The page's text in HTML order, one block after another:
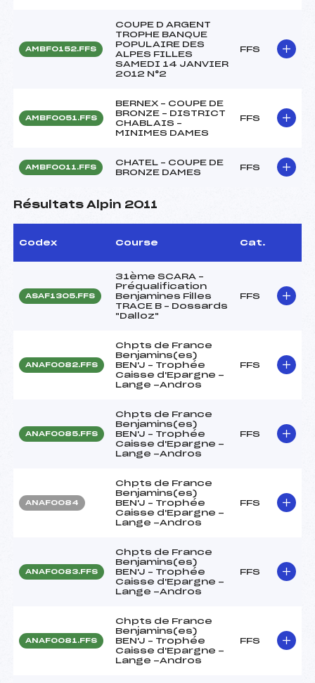
AMBF0152.FFS
COUPE D ARGENT
TROPHE BANQUE
POPULAIRE DES
ALPES FILLES
SAMEDI 14 JANVIER
2012 N°2
FFS
AMBF0051.FFS
BERNEX – COUPE DE
BRONZE – DISTRICT
CHABLAIS –
MINIMES DAMES
FFS
AMBF0011.FFS
CHATEL – COUPE DE
BRONZE DAMES
FFS
Résultats Alpin 2011
Codex Course Cat.
ASAF1305.FFS
31ème SCARA –
Préqualification
Benjamines Filles
TRACE B – Dossards
"Dalloz"
FFS
ANAF0082.FFS
Chpts de France
Benjamins(es)
BEN'J – Trophée
Caisse d'Epargne -
Lange -Andros
FFS
ANAF0085.FFS
Chpts de France
Benjamins(es)
BEN'J – Trophée
Caisse d'Epargne -
Lange -Andros
FFS
ANAF0084
Chpts de France
Benjamins(es)
BEN'J – Trophée
Caisse d'Epargne -
Lange -Andros
FFS
ANAF0083.FFS
Chpts de France
Benjamins(es)
BEN'J – Trophée
Caisse d'Epargne -
Lange -Andros
FFS
ANAF0081.FFS
Chpts de France
Benjamins(es)
BEN'J – Trophée
Caisse d'Epargne -
Lange -Andros
FFS